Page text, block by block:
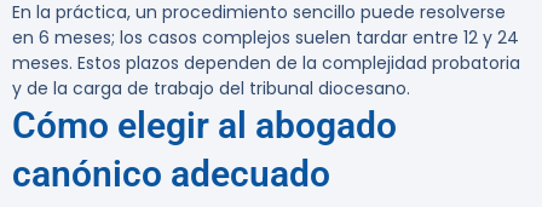
En la práctica, un procedimiento sencillo puede resolverse
en 6 meses; los casos complejos suelen tardar entre 12 y 24
meses. Estos plazos dependen de la complejidad probatoria
y de la carga de trabajo del tribunal diocesano.
Cómo elegir al abogado
canónico adecuado